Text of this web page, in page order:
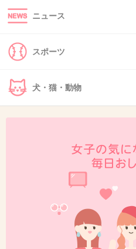
ごめんなさい、笑っちゃった
>>31
その双子ちゃんは視力
メガネに合わせてオシ
ゃないかな～
このお母さんはオシャ
いようです。本人達が
ぐやめます、敵な事を
ニュース
スポーツ
犬・猫・動物